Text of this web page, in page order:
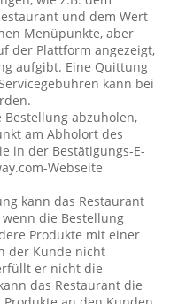
und dem Wert
Menüpunkte, aber
der Plattform angezeigt,
aufgibt. Eine Quittung
kann bei
Bestellung abzuholen,
am Abholort des
in der Bestätigungs-E-
Webseite
kann das Restaurant
die Bestellung
Produkte mit einer
der Kunde nicht
er nicht die
das Restaurant die